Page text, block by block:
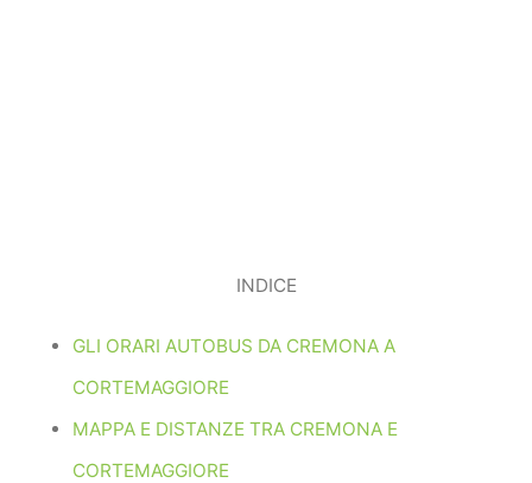
INDICE
GLI ORARI AUTOBUS DA CREMONA A
CORTEMAGGIORE
MAPPA E DISTANZE TRA CREMONA E
CORTEMAGGIORE